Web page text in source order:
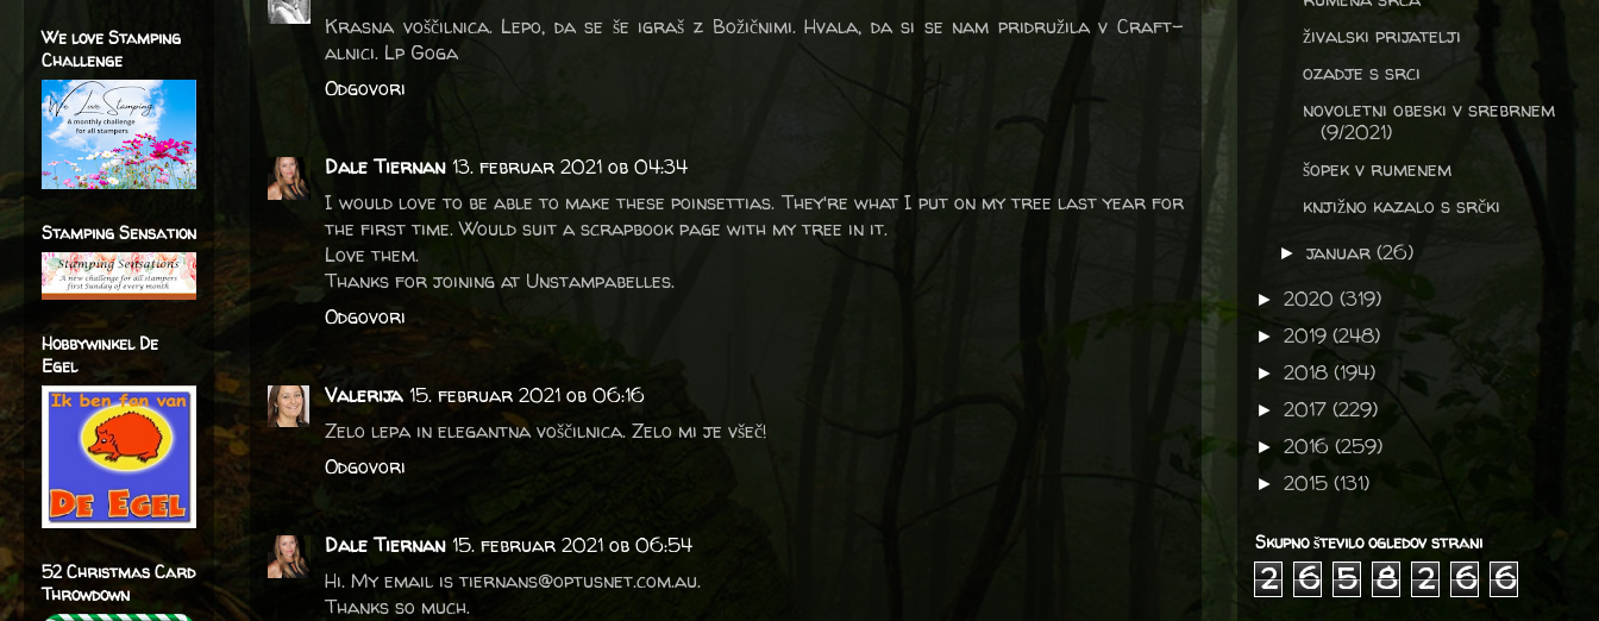
Krasna voščilnica. Lepo, da se še igraš z Božičnimi. Hvala, da si se nam pridružila v Craft-
alnici. Lp Goga
Odgovori
Dale Tiernan 13. februar 2021 ob 04:34
I would love to be able to make these poinsettias. They're what I put on my tree last year for
the first time. Would suit a scrapbook page with my tree in it.
Love them.
Thanks for joining at Unstampabelles.
Odgovori
Valerija 15. februar 2021 ob 06:16
Zelo lepa in elegantna voščilnica. Zelo mi je všeč!
Odgovori
Dale Tiernan 15. februar 2021 ob 06:54
Hi. My email is tiernans@optusnet.com.au.
Thanks so much.
We love Stamping
Challenge
Stamping Sensation
Hobbywinkel De
Egel
52 Christmas Card
Throwdown
živalski prijatelji
ozadje s srci
novoletni obeski v srebrnem
(9/2021)
šopek v rumenem
knjižno kazalo s srčki
►januar(26)
► 2020 (319)
► 2019 (248)
► 2018 (194)
► 2017 (229)
► 2016 (259)
► 2015 (131)
Skupno število ogledov strani
2 6 5 8 2 6 6